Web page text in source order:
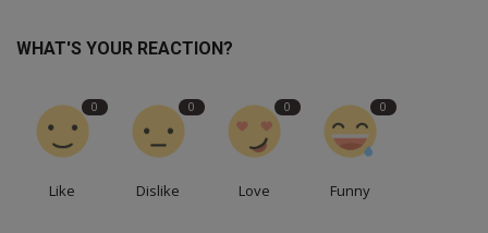
WHAT'S YOUR REACTION?
0
Like
0
Dislike
0
Love
0
Funny